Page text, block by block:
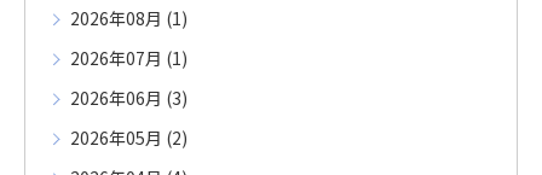
2026年08月 (1)
2026年07月 (1)
2026年06月 (3)
2026年05月 (2)